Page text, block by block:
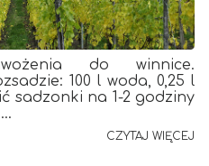
do winnice.
100 l woda, 0,25 l
sadzonki na 1-2 godziny
CZYTAJ WIĘCEJ